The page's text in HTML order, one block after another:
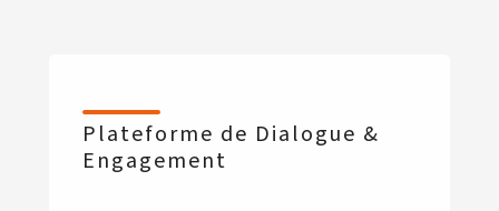
Plateforme de Dialogue &
Engagement